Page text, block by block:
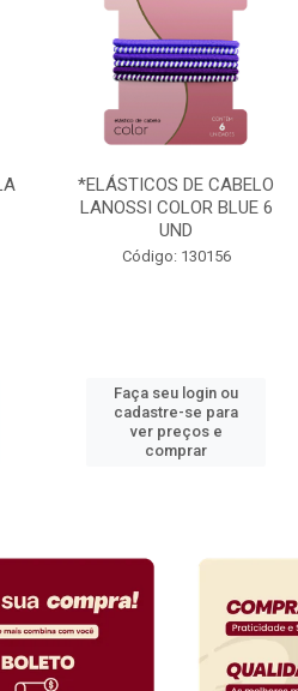
*ELÁSTICOS DE CABELO
LANOSSI COLOR BLUE 6
UND
Código: 130156
Faça seu login ou
cadastre-se para
ver preços e
comprar